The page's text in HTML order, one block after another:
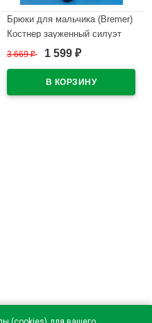
Брюки для мальчика (Bremer)
Костнер зауженный силуэт
размер 46/170-48/182 цвет
3 669₽ 1 599 ₽